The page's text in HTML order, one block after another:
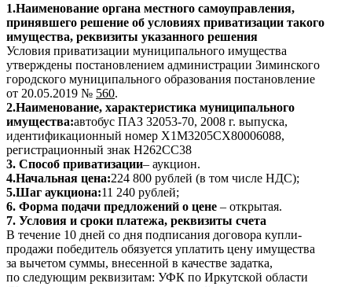
1.Наименование органа местного самоуправления,
принявшего решение об условиях приватизации такого
имущества, реквизиты указанного решения
Условия приватизации муниципального имущества
утверждены постановлением администрации Зиминского
городского муниципального образования постановление
от 20.05.2019 № 560.
2.Наименование, характеристика муниципального
имущества:автобус ПАЗ 32053-70, 2008 г. выпуска,
идентификационный номер X1M3205CX80006088,
регистрационный знак Н262СС38
3. Способ приватизации– аукцион.
4.Начальная цена:224 800 рублей (в том числе НДС);
5.Шаг аукциона:11 240 рублей;
6. Форма подачи предложений о цене – открытая.
7. Условия и сроки платежа, реквизиты счета
В течение 10 дней со дня подписания договора купли-
продажи победитель обязуется уплатить цену имущества
за вычетом суммы, внесенной в качестве задатка,
по следующим реквизитам: УФК по Иркутской области